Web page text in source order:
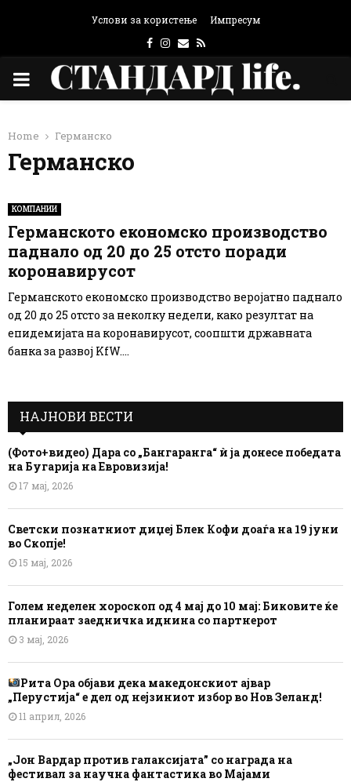
Услови за користење Импресум
Facebook
Instagram
Email
Rss
PRIMARY
Home Германско
Германско
КОМПАНИИ
Германското економско производство
паднало од 20 до 25 отсто поради
коронавирусот
Германското економско производство веројатно паднало
од 20 до 25 отсто за неколку недели, како резултат на
епидемијата на коронавирусот, соопшти државната
банка за развој KfW....
НАЈНОВИ ВЕСТИ
(Фото+видео) Дара со „Бангаранга“ ѝ ја донесе победата
на Бугарија на Евровизија!
17 мај, 2026
Светски познатниот диџеј Блек Кофи доаѓа на 19 јуни
во Скопје!
15 мај, 2026
Голем неделен хороскоп од 4 мај до 10 мај: Биковите ќе
планираат заедничка иднина со партнерот
3 мај, 2026
Рита Ора објави дека македонскиот ајвар
„Перустија“ е дел од нејзиниот избор во Нов Зеланд!
11 април, 2026
„Јон Вардар против галаксијата” со награда на
фестивал за научна фантастика во Мајами